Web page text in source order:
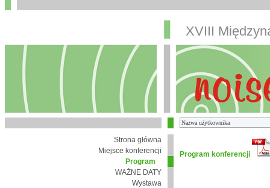
XVIII
Strona główna
Miejsce konferencji
Program
WAŻNE DATY
Wystawa
Program konferencji